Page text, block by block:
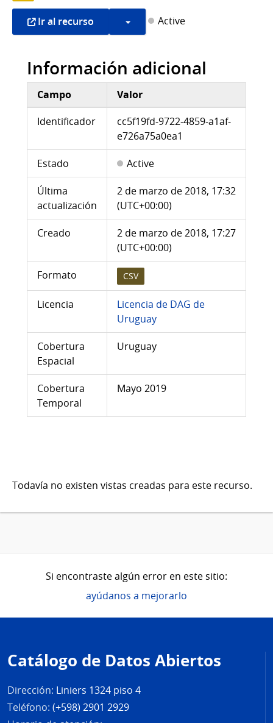
Ir al recurso Active
Información adicional
Campo
Valor
Identificador
cc5f19fd-9722-4859-a1af-
e726a75a0ea1
Estado Active
Última
actualización
2 de marzo de 2018, 17:32
(UTC+00:00)
Creado
2 de marzo de 2018, 17:27
(UTC+00:00)
Formato CSV
Licencia
Licencia de DAG de
Uruguay
Cobertura
Espacial
Uruguay
Cobertura
Temporal
Mayo 2019
Todavía no existen vistas creadas para este recurso.
Si encontraste algún error en este sitio:
ayúdanos a mejorarlo
de
página
Catálogo de Datos Abiertos
Dirección: Liniers 1324 piso 4
Teléfono: (+598) 2901 2929